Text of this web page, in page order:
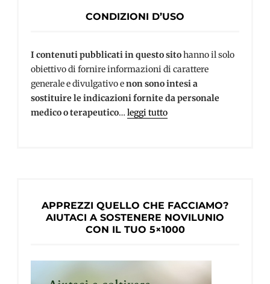
CONDIZIONI D’USO
I contenuti pubblicati in questo sitohanno il solo
obiettivo di fornire informazioni di carattere
generale e divulgativo enon sono intesi a
sostituire le indicazioni fornite da personale
medico o terapeutico…leggi tutto
APPREZZI QUELLO CHE FACCIAMO?
AIUTACI A SOSTENERE NOVILUNIO
CON IL TUO 5×1000